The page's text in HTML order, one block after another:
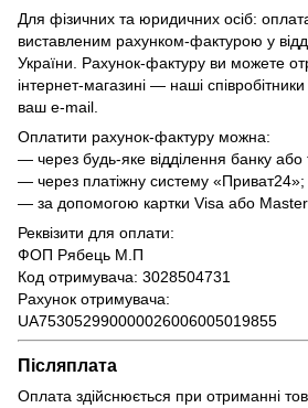
Для фізичних та юридичних осіб:
виставленим рахунком-фактурою у
України. Рахунок-фактуру ви можете
інтернет-магазині — наші
ваш e-mail.
Оплатити рахунок-фактуру можна:
— через будь-яке відділення банку або
— через платіжну систему «Приват24»;
— за допомогою картки Visa або
Реквізити для оплати:
ФОП Рябець М.П
Код отримувача: 3028504731
Рахунок отримувача:
UA753052990000026006005019855
Післяплата
Оплата здійснюється при отриманні